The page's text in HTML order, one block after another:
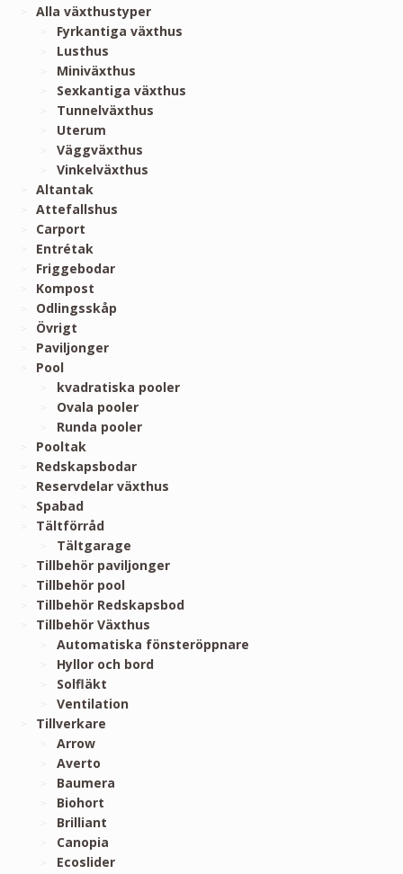
Alla växthustyper
Fyrkantiga växthus
Lusthus
Miniväxthus
Sexkantiga växthus
Tunnelväxthus
Uterum
Väggväxthus
Vinkelväxthus
Altantak
Attefallshus
Carport
Entrétak
Friggebodar
Kompost
Odlingsskåp
Övrigt
Paviljonger
Pool
kvadratiska pooler
Ovala pooler
Runda pooler
Pooltak
Redskapsbodar
Reservdelar växthus
Spabad
Tältförråd
Tältgarage
Tillbehör paviljonger
Tillbehör pool
Tillbehör Redskapsbod
Tillbehör Växthus
Automatiska fönsteröppnare
Hyllor och bord
Solfläkt
Ventilation
Tillverkare
Arrow
Averto
Baumera
Biohort
Brilliant
Canopia
Ecoslider